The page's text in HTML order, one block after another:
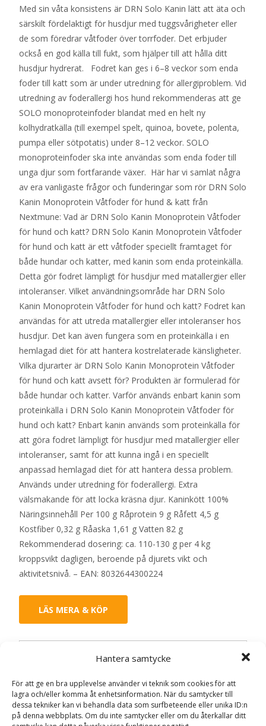
Hantera samtycke
För att ge en bra upplevelse använder vi teknik som cookies för att
lagra och/eller komma åt enhetsinformation. När du samtycker till
dessa tekniker kan vi behandla data som surfbeteende eller unika ID:n
på denna webbplats. Om du inte samtycker eller om du återkallar ditt
Med sin våta konsistens är DRN Solo Kanin lätt att äta och
särskilt fördelaktigt för husdjur med tuggsvårigheter eller
de som föredrar våtfoder över torrfoder. Det erbjuder
också en god källa till fukt, som hjälper till att hålla ditt
husdjur hydrerat. Fodret kan ges i 6–8 veckor som enda
foder till katt som är under utredning för allergiproblem. Vid
utredning av foderallergi hos hund rekommenderas att ge
SOLO monoproteinfoder blandat med en helt ny
kolhydratkälla (till exempel spelt, quinoa, bovete, polenta,
pumpa eller sötpotatis) under 8–12 veckor. SOLO
monoproteinfoder ska inte användas som enda foder till
unga djur som fortfarande växer. Här har vi samlat några
av era vanligaste frågor och funderingar som rör DRN Solo
Kanin Monoprotein Våtfoder för hund & katt från
Nextmune: Vad är DRN Solo Kanin Monoprotein Våtfoder
för hund och katt? DRN Solo Kanin Monoprotein Våtfoder
för hund och katt är ett våtfoder speciellt framtaget för
både hundar och katter, med kanin som enda proteinkälla.
Detta gör fodret lämpligt för husdjur med matallergier eller
intoleranser. Vilket användningsområde har DRN Solo
Kanin Monoprotein Våtfoder för hund och katt? Fodret kan
användas för att utreda matallergier eller intoleranser hos
husdjur. Det kan även fungera som en proteinkälla i en
hemlagad diet för att hantera kostrelaterade känsligheter.
Vilka djurarter är DRN Solo Kanin Monoprotein Våtfoder
för hund och katt avsett för? Produkten är formulerad för
både hundar och katter. Varför används enbart kanin som
proteinkälla i DRN Solo Kanin Monoprotein Våtfoder för
hund och katt? Enbart kanin används som proteinkälla för
att göra fodret lämpligt för husdjur med matallergier eller
intoleranser, samt för att kunna ingå i en speciellt
anpassad hemlagad diet för att hantera dessa problem.
Används under utredning för foderallergi. Extra
välsmakande för att locka kräsna djur. Kaninkött 100%
Näringsinnehåll Per 100 g Råprotein 9 g Råfett 4,5 g
Kostfiber 0,32 g Råaska 1,61 g Vatten 82 g
Rekommenderad dosering: ca. 110-130 g per 4 kg
kroppsvikt dagligen, beroende på djurets vikt och
aktivitetsnivå. – EAN: 8032644300224
LÄS MERA & KÖP
Etikett:
Recensioner (0)